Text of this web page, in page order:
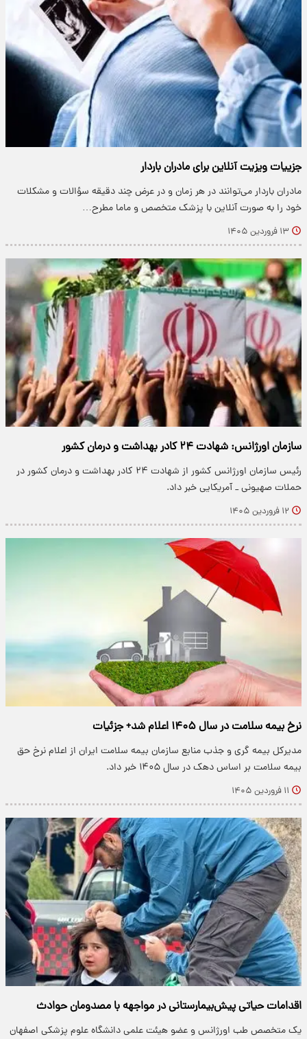
جزییات ویزیت آنلاین برای مادران باردار
مادران باردار می‌توانند در هر زمان و در عرض چند دقیقه سؤالات و مشکلات
خود را به صورت آنلاین با پزشک متخصص و ماما مطرح…
۱۳ فروردین ۱۴۰۵
سازمان اورژانس: شهادت ۲۴ کادر بهداشت و درمان کشور
رئیس سازمان اورژانس کشور از شهادت ۲۴ کادر بهداشت و درمان کشور در
حملات صهیونی _ آمریکایی خبر داد.
۱۲ فروردین ۱۴۰۵
نرخ بیمه سلامت در سال ۱۴۰۵ اعلام شد+ جزئیات
مدیرکل بیمه گری و جذب منابع سازمان بیمه سلامت ایران از اعلام نرخ حق
بیمه سلامت بر اساس دهک در سال ۱۴۰۵ خبر داد.
۱۱ فروردین ۱۴۰۵
اقدامات حیاتی پیش‌بیمارستانی در مواجهه با مصدومان حوادث
یک متخصص طب اورژانس و عضو هیئت علمی دانشگاه علوم پزشکی اصفهان